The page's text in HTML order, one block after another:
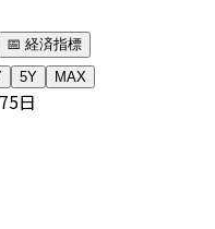
📅 経済指標
5Y MAX
75日